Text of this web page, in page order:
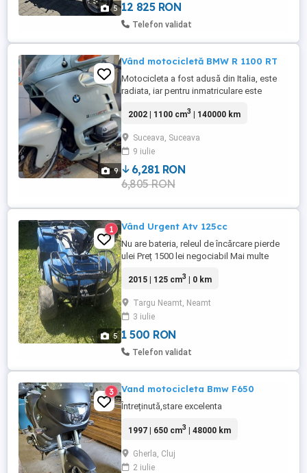
5
pozitii -cutii ...
12 825 RON
Telefon validat
9
Vând motocicletă BMW R 1100 RT
Motocicleta a fost adusă din Italia, este
radiata, iar pentru inmatriculare este
2002 | 1100 cm3 | 140000 km
Suceava, Suceava
9 iulie
6,281 RON
6,805 RON
5
1 Vând Urgent Atv 125cc
Nu are bateria, releul de încărcare pierde
ulei Preț 1500 lei negociabil Mai multe
2015 | 125 cm3 | 0 km
Targu Neamt, Neamt
3 iulie
1 500 RON
Telefon validat
3 Vand motocicleta Bmw F650
Întreținută,stare excelenta
1997 | 650 cm3 | 48000 km
Gherla, Cluj
2 iulie